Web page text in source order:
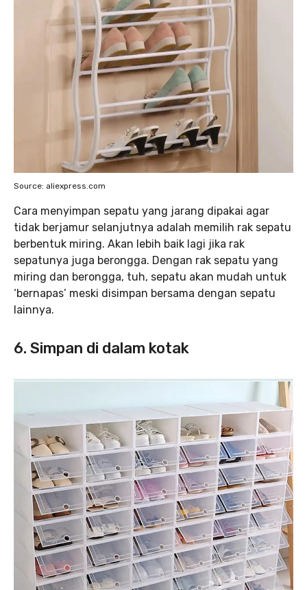
Source: aliexpress.com
Cara menyimpan sepatu yang jarang dipakai agar
tidak berjamur selanjutnya adalah memilih rak sepatu
berbentuk miring. Akan lebih baik lagi jika rak
sepatunya juga berongga. Dengan rak sepatu yang
miring dan berongga, tuh, sepatu akan mudah untuk
‘bernapas’ meski disimpan bersama dengan sepatu
lainnya.
6. Simpan di dalam kotak